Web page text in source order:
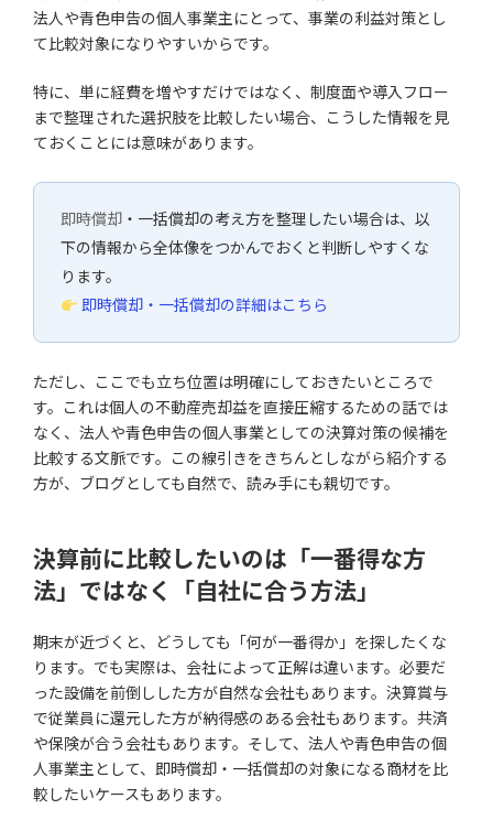
法人や青色申告の個人事業主にとって、事業の利益対策とし
て比較対象になりやすいからです。
特に、単に経費を増やすだけではなく、制度面や導入フロー
まで整理された選択肢を比較したい場合、こうした情報を見
ておくことには意味があります。
即時償却 ・一括償却の考え方を整理したい場合は、以
下の情報から全体像をつかんでおくと判断しやすくな
ります。
即時償却・一括償却の詳細はこちら
ただし、ここでも立ち位置は明確にしておきたいところで
す。これは個人の不動産売却益を直接圧縮するための話では
なく、法人や青色申告の個人事業としての決算対策の候補を
比較する文脈です。この線引きをきちんとしながら紹介する
方が、ブログとしても自然で、読み手にも親切です。
決算前に比較したいのは「一番得な方
法」ではなく「自社に合う方法」
期末が近づくと、どうしても「何が一番得か」を探したくな
ります。でも実際は、会社によって正解は違います。必要だ
った設備を前倒しした方が自然な会社もあります。決算賞与
で従業員に還元した方が納得感のある会社もあります。共済
や保険が合う会社もあります。そして、法人や青色申告の個
人事業主として、即時償却・一括償却の対象になる商材を比
較したいケースもあります。